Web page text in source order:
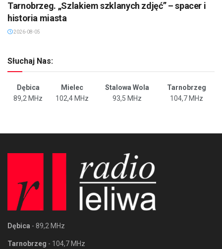
Tarnobrzeg. „Szlakiem szklanych zdjęć” – spacer i
historia miasta
2026-08-05
Słuchaj Nas:
Dębica Mielec Stalowa Wola
Tarnobrzeg
89,2 MHz
102,4 MHz 93,5 MHz 104,7 MHz
Dębica - 89,2 MHz
Tarnobrzeg - 104,7 MHz